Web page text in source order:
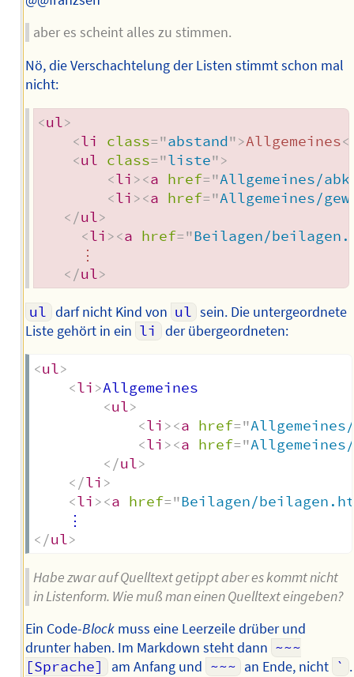
aber es scheint alles zu stimmen.
Nö, die Verschachtelung der Listen stimmt schon mal
nicht:
<ul>
<li class="abstand">Allgemeines
<ul class="liste">
<li ><a href="Allgemeines/
<li ><a href="Allgemeines/
</ul>
<li ><a href="Beilagen/
     ⋮
</ul>
ul darf nicht Kind von ul sein. Die untergeordnete
Liste gehört in ein li der übergeordneten:
<ul>
<li >Allgemeines
<ul>
<li ><a href="
<li ><a href="
</ul>
</li >
<li ><a href="Beilagen/
</ul>
Habe zwar auf Quelltext getippt aber es kommt nicht
in Listenform. Wie muß man einen Quelltext eingeben?
Ein Code-Blockmuss eine Leerzeile drüber und
drunter haben. Im Markdown steht dann ~~~
[Sprache]
am Anfang und ~~~ an Ende, nicht ` .